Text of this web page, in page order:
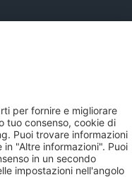
Di Informazioni